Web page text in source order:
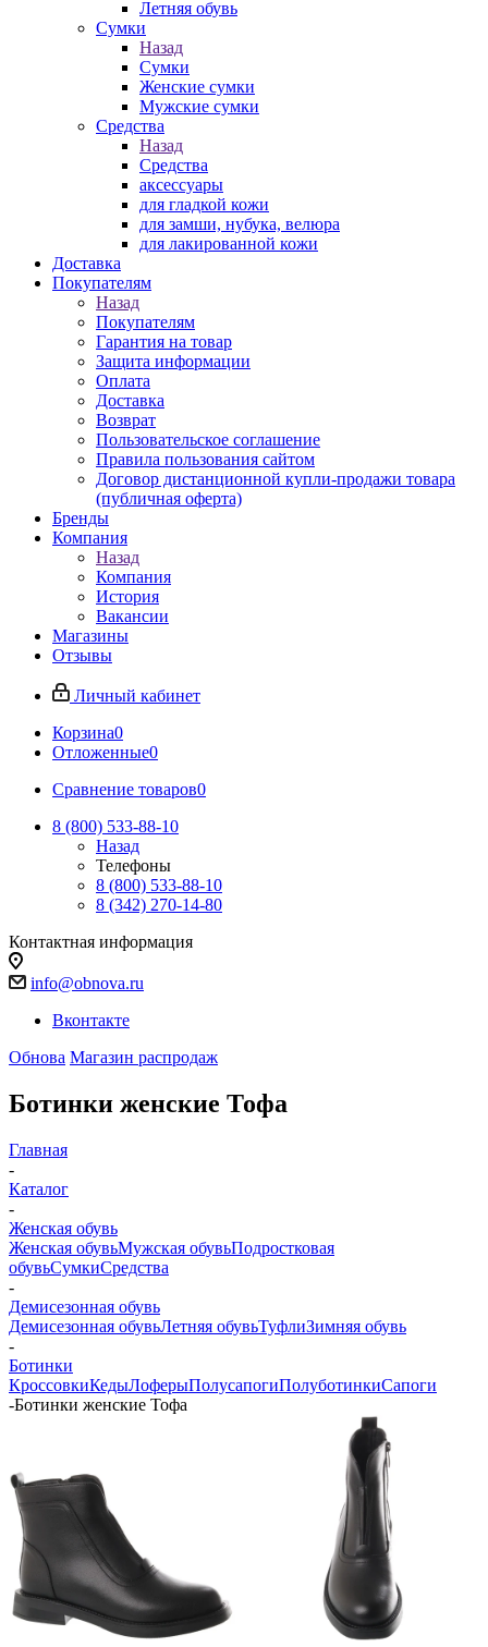
Летняя обувь
Сумки
Назад
Сумки
Женские сумки
Мужские сумки
Средства
Назад
Средства
аксессуары
для гладкой кожи
для замши, нубука, велюра
для лакированной кожи
Доставка
Покупателям
Назад
Покупателям
Гарантия на товар
Защита информации
Оплата
Доставка
Возврат
Пользовательское соглашение
Правила пользования сайтом
Договор дистанционной купли-продажи товара
(публичная оферта)
Бренды
Компания
Назад
Компания
История
Вакансии
Магазины
Отзывы
Личный кабинет
Корзина0
Отложенные0
Сравнение товаров0
8 (800) 533-88-10
Назад
Телефоны
8 (800) 533-88-10
8 (342) 270-14-80
Контактная информация
info@obnova.ru
Вконтакте
Обнова Магазин распродаж
Ботинки женские Тофа
Главная
-
Каталог
-
Женская обувь
Женская обувьМужская обувьПодростковая
обувьСумкиСредства
-
Демисезонная обувь
Демисезонная обувьЛетняя обувьТуфлиЗимняя обувь
-
Ботинки
КроссовкиКедыЛоферыПолусапогиПолуботинкиСапоги
-Ботинки женские Тофа